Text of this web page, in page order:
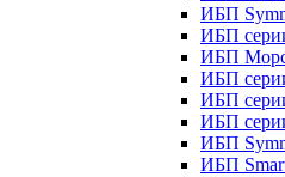
ИБП
ИБП
ИБП
ИБП
ИБП
ИБП
ИБП
ИБП